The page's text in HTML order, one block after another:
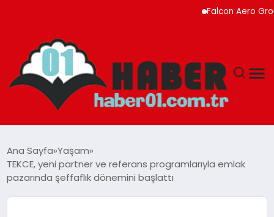
Falcon Aero Group,
ADANA
Ana Sayfa Yaşam
TEKCE, yeni partner ve referans programlarıyla emlak
pazarında şeffaflık dönemini başlattı